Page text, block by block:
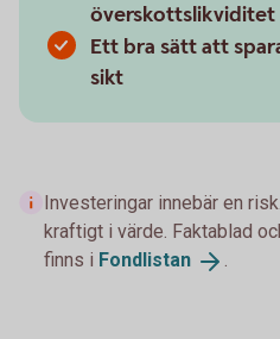
överskottslikviditet
Ett bra sätt att
sikt
Investeringar innebär en
kraftigt i värde. Faktablad
finns i Fondlistan .